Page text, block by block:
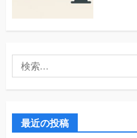
索:
最近の投稿